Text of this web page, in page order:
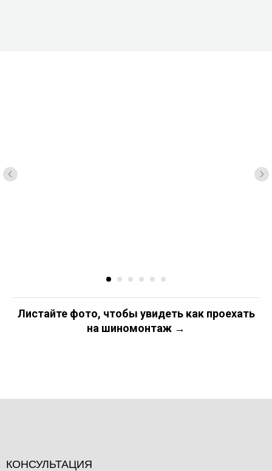
Листайте фото, чтобы увидеть как проехать
на шиномонтаж →
КОНСУЛЬТАЦИЯ